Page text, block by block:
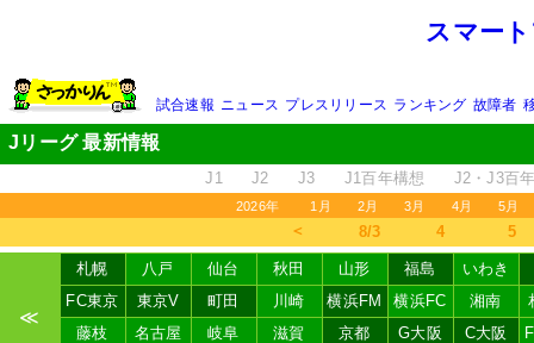
スマー
試合速報 ニュース プレスリリース ランキング 故障者
Jリーグ 最新情報
J1 J2 J3 J1百年構想 J2・J3百
2026年 1月 2月 3月 4月 5月
＜ 8/3 4 5
≪
札幌 八戸 仙台 秋田 山形 福島
いわき
FC東京
東京V 町田 川崎 横浜FM 横浜FC 湘南
藤枝
名古屋 岐阜 滋賀 京都 G大阪 C大阪